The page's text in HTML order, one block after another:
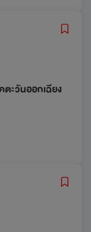
ะวันออกเฉียง